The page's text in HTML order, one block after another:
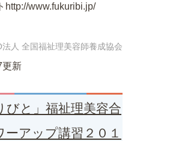
http://www.fukuribi.jp/
法人 全国福祉理美容師養成協会
更新
びと」福祉理美容合
ーアップ講習２０１